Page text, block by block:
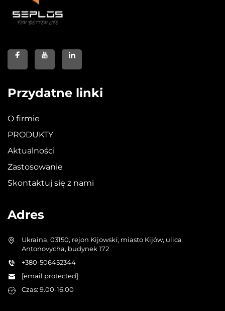
Przydatne linki
O firmie
PRODUKTY
Aktualności
Zastosowanie
Skontaktuj się z nami
Adres
Ukraina, 03150, rejon Kijowski, miasto Kijów, ulica
Antonovycha, budynek 172
+380-506452344
[email protected]
Czas: 9.00-16.00